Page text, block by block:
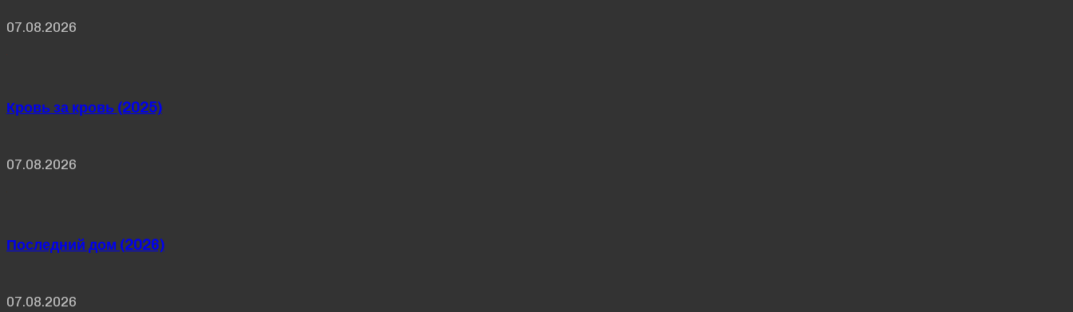
07.08.2026
Кровь за кровь (2025)
07.08.2026
Последний дом (2026)
07.08.2026